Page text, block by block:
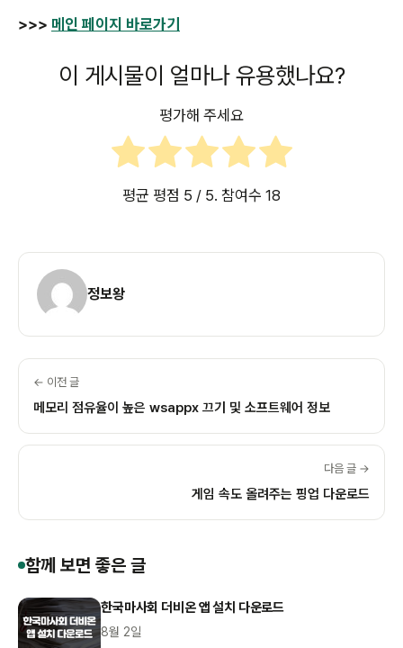
>>> 메인 페이지 바로가기
이 게시물이 얼마나 유용했나요?
평가해 주세요
평균 평점 5 / 5. 참여수 18
정보왕
← 이전 글
메모리 점유율이 높은 wsappx 끄기 및 소프트웨어 정보
다음 글 →
게임 속도 올려주는 핑업 다운로드
함께 보면 좋은 글
한국마사회 더비온 앱 설치 다운로드
8월 2일